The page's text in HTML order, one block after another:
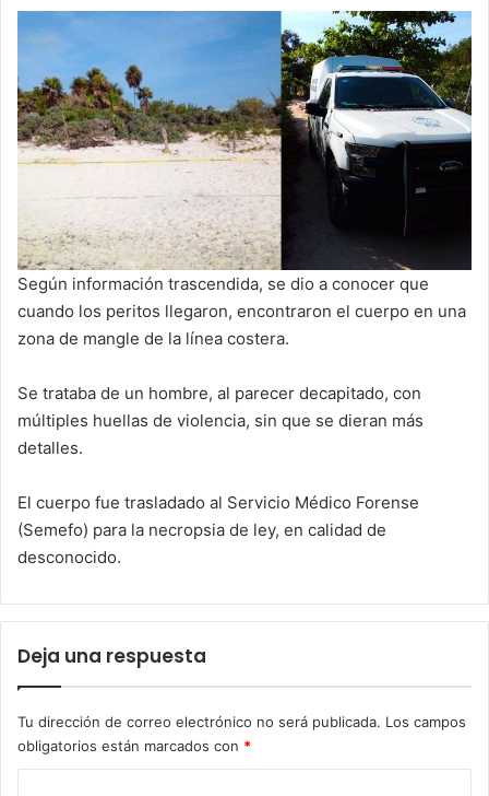
Según información trascendida, se dio a conocer que
cuando los peritos llegaron, encontraron el cuerpo en una
zona de mangle de la línea costera.
Se trataba de un hombre, al parecer decapitado, con
múltiples huellas de violencia, sin que se dieran más
detalles.
El cuerpo fue trasladado al Servicio Médico Forense
(Semefo) para la necropsia de ley, en calidad de
desconocido.
Deja una respuesta
Tu dirección de correo electrónico no será publicada. Los campos
obligatorios están marcados con *